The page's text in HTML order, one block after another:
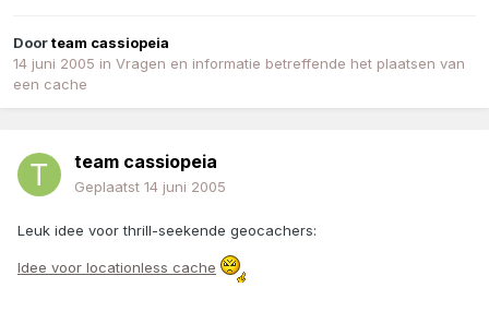
Doorteam cassiopeia
14 juni 2005 in Vragen en informatie betreffende het plaatsen van
een cache
team cassiopeia
Geplaatst 14 juni 2005
Leuk idee voor thrill-seekende geocachers:
Idee voor locationless cache